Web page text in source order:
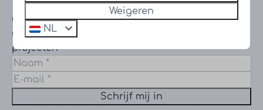
Blijf op de hoogte
Ontvang informatie over de laatste
updates en voortgang van onze
projecten
Schrijf mij in
Weigeren
NL